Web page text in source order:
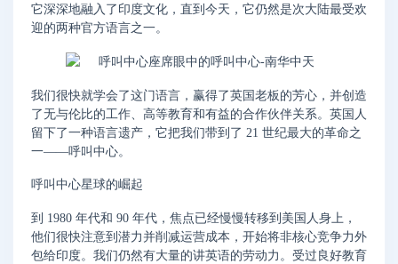
它深深地融入了印度文化，直到今天，它仍然是次大陆最受欢
迎的两种官方语言之一。
我们很快就学会了这门语言，赢得了英国老板的芳心，并创造
了无与伦比的工作、高等教育和有益的合作伙伴关系。英国人
留下了一种语言遗产，它把我们带到了 21 世纪最大的革命之
一——呼叫中心。
呼叫中心星球的崛起
到 1980 年代和 90 年代，焦点已经慢慢转移到美国人身上，
他们很快注意到潜力并削减运营成本，开始将非核心竞争力外
包给印度。我们仍然有大量的讲英语的劳动力。受过良好教育